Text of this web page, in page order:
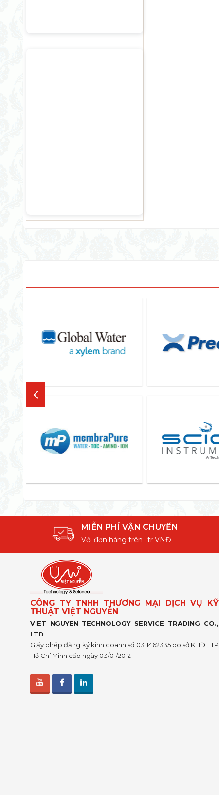
MIỄN PHÍ VẬN CHUYỂN
Với đơn hàng trên 1tr VNĐ
CÔNG TY TNHH THƯƠNG MẠI DỊCH VỤ KỸ
THUẬT VIỆT NGUYỄN
VIET NGUYEN TECHNOLOGY SERVICE TRADING CO.,
LTD
Giấy phép đăng ký kinh doanh số 0311462335 do sở KHĐT TP
Hồ Chí Minh cấp ngày 03/01/2012